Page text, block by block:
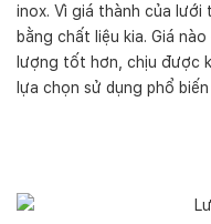
inox. Vì giá thành của lưới
bằng chất liệu kia. Giá
lượng tốt hơn, chịu được
lựa chọn sử dụng phổ biến